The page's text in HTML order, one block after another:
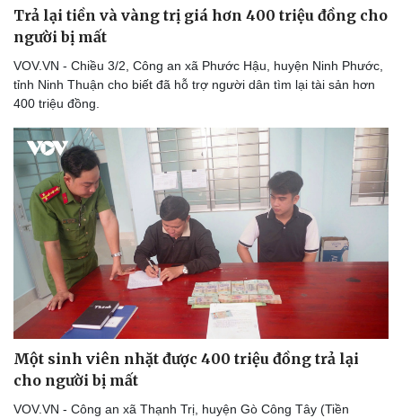
Trả lại tiền và vàng trị giá hơn 400 triệu đồng cho
người bị mất
VOV.VN - Chiều 3/2, Công an xã Phước Hậu, huyện Ninh Phước,
tỉnh Ninh Thuận cho biết đã hỗ trợ người dân tìm lại tài sản hơn
400 triệu đồng.
Một sinh viên nhặt được 400 triệu đồng trả lại
cho người bị mất
VOV.VN - Công an xã Thạnh Trị, huyện Gò Công Tây (Tiền